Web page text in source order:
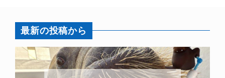
最新の投稿から